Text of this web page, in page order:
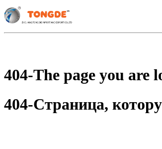
404-The page you are
404-Страница,